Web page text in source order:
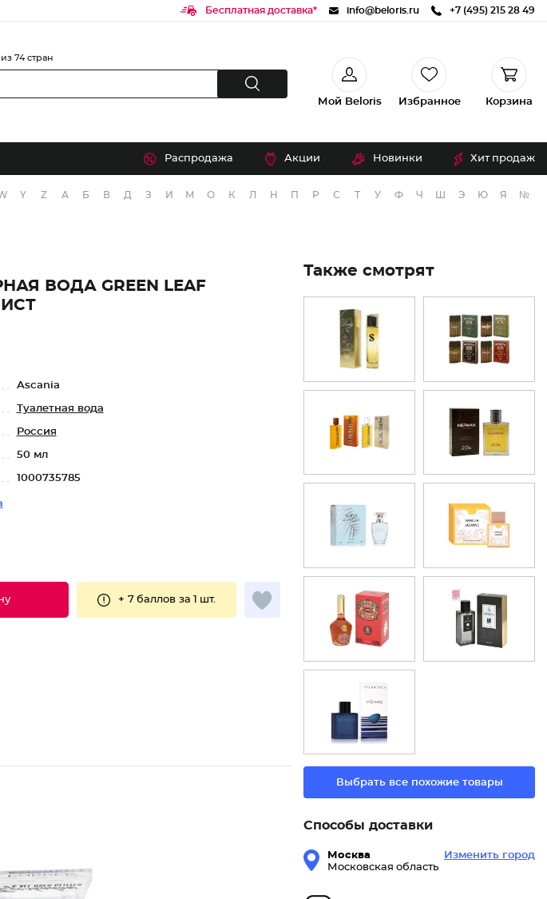
Бесплатная доставка* info@beloris.ru +7 (495) 215 28 49
74 стран
Мой Beloris Избранное Корзина
Распродажа Акции Новинки Хит продаж
Y Z А Б В Д З И М О К Л Н П Р С Т У Ф Ч Э Ю Я №
ВОДА GREEN LEAF
Ascania
Туалетная вода
Россия
50 мл
1000735785
+ 7 баллов за 1 шт.
Также смотрят
Выбрать все похожие товары
Способы доставки
Москва
Московская область
Изменить город